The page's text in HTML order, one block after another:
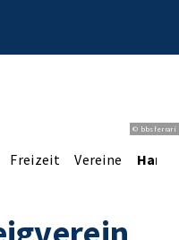
© bbsferrari
Freizeit Vereine